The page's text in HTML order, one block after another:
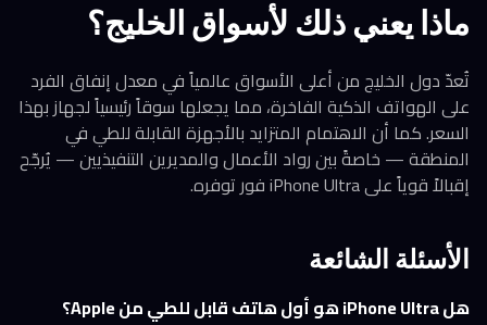
ماذا يعني ذلك لأسواق الخليج؟
تُعدّ دول الخليج من أعلى الأسواق عالمياً في معدل إنفاق الفرد
على الهواتف الذكية الفاخرة، مما يجعلها سوقاً رئيسياً لجهاز بهذا
السعر. كما أن الاهتمام المتزايد بالأجهزة القابلة للطي في
المنطقة — خاصةً بين رواد الأعمال والمديرين التنفيذيين — يُرجّح
إقبالاً قوياً على iPhone Ultra فور توفره.
الأسئلة الشائعة
هل iPhone Ultra هو أول هاتف قابل للطي من Apple؟